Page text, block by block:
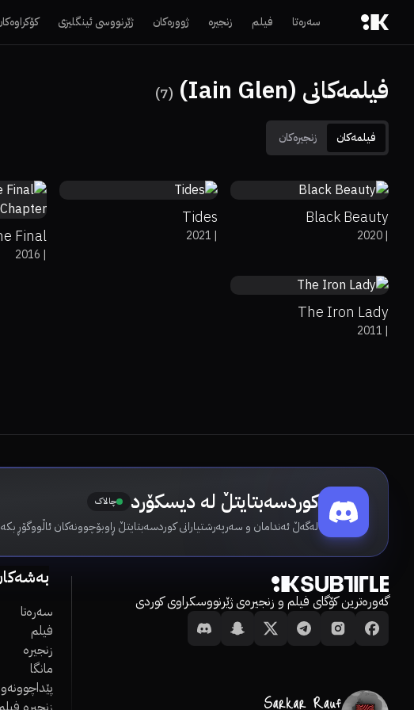
سەرەتا فیلم زنجیرە ژوورەکان ژێرنووسی ئینگلیزی
فیلمەکانی (Iain Glen) (
7
)
فیلمەکان زنجیرەکان 6.4
48%
52%
Black Beauty
|
2020
Tides
|
2021
Final
Chapter|
2016
6.4
The Iron Lady
|
2011
کوردسەبتایتڵ لە دیسکۆرد چالاک
لەگەڵ ئەندامان و سەرپەرشتیارانی کوردسەبتایتڵ ڕاوبۆچوونەکان ئاڵووگۆڕ
گەورەترین کۆگای فیلم و زنجیرەی ژێرنووسکراوی کوردی
سەرەتا
فیلم
زنجیرە
مانگا